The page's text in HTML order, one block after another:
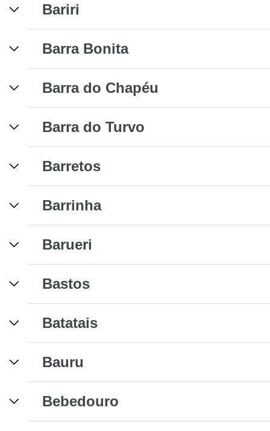
Bariri
Barra Bonita
Barra do Chapéu
Barra do Turvo
Barretos
Barrinha
Barueri
Bastos
Batatais
Bauru
Bebedouro